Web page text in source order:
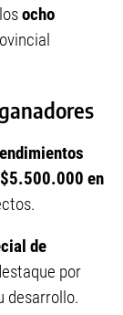
ocho
$5.500.000 en
de
por
desarrollo.